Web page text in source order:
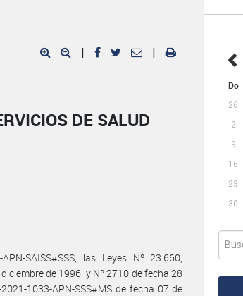
Do
26
2
9
16
23
30
| |
DE SALUD
SAISS#SSS, las Leyes Nº 23.660,
de 1996, y Nº 2710 de fecha 28
1033-APN-SSS#MS de fecha 07 de